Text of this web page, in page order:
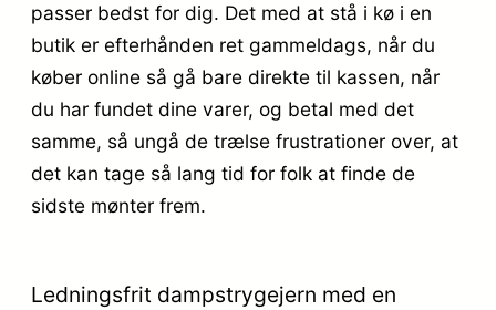
passer bedst for dig. Det med at stå i kø i en
butik er efterhånden ret gammeldags, når du
køber online så gå bare direkte til kassen, når
du har fundet dine varer, og betal med det
samme, så ungå de trælse frustrationer over, at
det kan tage så lang tid for folk at finde de
sidste mønter frem.
Ledningsfrit dampstrygejern med en